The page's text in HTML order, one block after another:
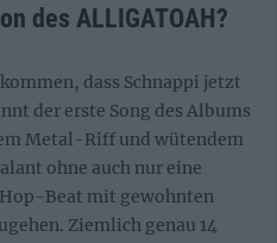
des ALLIGATOAH?
dass Schnappi jetzt
der erste Song des Albums
Metal-Riff und wütendem
ohne auch nur eine
Hop-Beat mit gewohnten
Ziemlich genau 14